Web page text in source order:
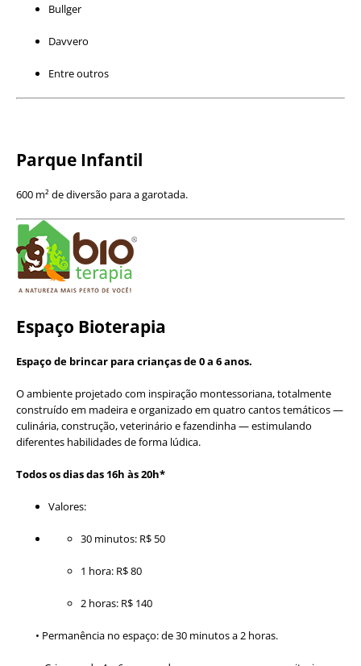
Bullger
Davvero
Entre outros
Parque Infantil
600 m² de diversão para a garotada.
Espaço Bioterapia
Espaço de brincar para crianças de 0 a 6 anos.
O ambiente projetado com inspiração montessoriana, totalmente
construído em madeira e organizado em quatro cantos temáticos —
culinária, construção, veterinário e fazendinha — estimulando
diferentes habilidades de forma lúdica.
Todos os dias das 16h às 20h*
Valores:
30 minutos: R$ 50
1 hora: R$ 80
2 horas: R$ 140
• Permanência no espaço: de 30 minutos a 2 horas.